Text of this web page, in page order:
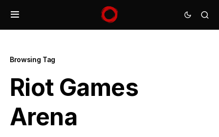
Browsing Tag
Riot Games
Arena